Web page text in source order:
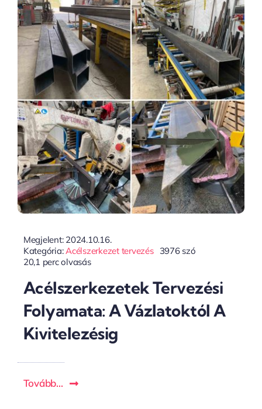
Megjelent: 2024.10.16.
Kategória:Acélszerkezet tervezés
3976 szó
20,1 perc olvasás
Acélszerkezetek Tervezési
Folyamata: A Vázlatoktól A
Kivitelezésig
Tovább...